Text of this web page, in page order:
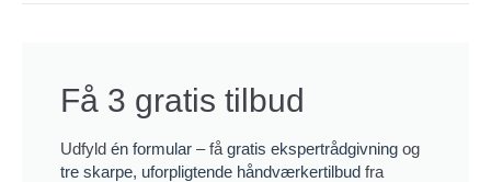
Få 3 gratis tilbud
Udfyld én formular – få gratis ekspertrådgivning og
tre skarpe, uforpligtende håndværkertilbud fra